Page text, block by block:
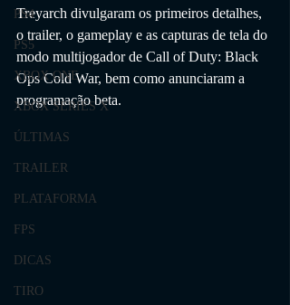
PS4
PS5
XBOX ONE
XBOX SERIES X
ÚLTIMAS
TRAILER
PLATAFORMA
FPS
DICAS
TIRO
Treyarch divulgaram os primeiros detalhes,
o trailer, o gameplay e as capturas de tela do
modo multijogador de Call of Duty: Black
Ops Cold War, bem como anunciaram a
programação beta.